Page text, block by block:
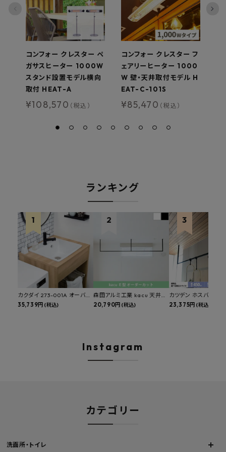
コンフォー クレスター ペ
ガサスヒーター 1000W
スタンド設置モデル横向
取付 HEAT-A
¥108,570 （税込）
コンフォー クレスター フ
ェアリーヒーター 1000
W 壁・天井取付モデル H
EAT-C-101S
¥85,470 （税込）
ランキング
カクダイ 273-001A オーバー
カウンタースロップシンク 選
35,739円 (税込)
森田アルミ工業 kacu 天井付
け物干し E型 サイズオーダー
20,790円 (税込)
カツデン ホスバ 天井
物干し 標準サイズ ス
23,375円 (税込)
Instagram
カテゴリー
洗面所・トイレ